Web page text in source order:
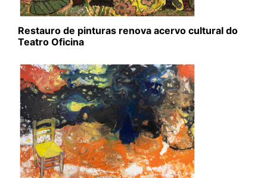
Restauro de pinturas renova acervo cultural do
Teatro Oficina